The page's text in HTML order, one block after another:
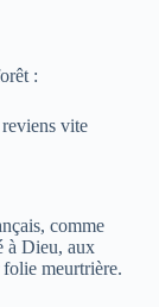
:
vite
comme
à Dieu, aux
folie meurtrière.